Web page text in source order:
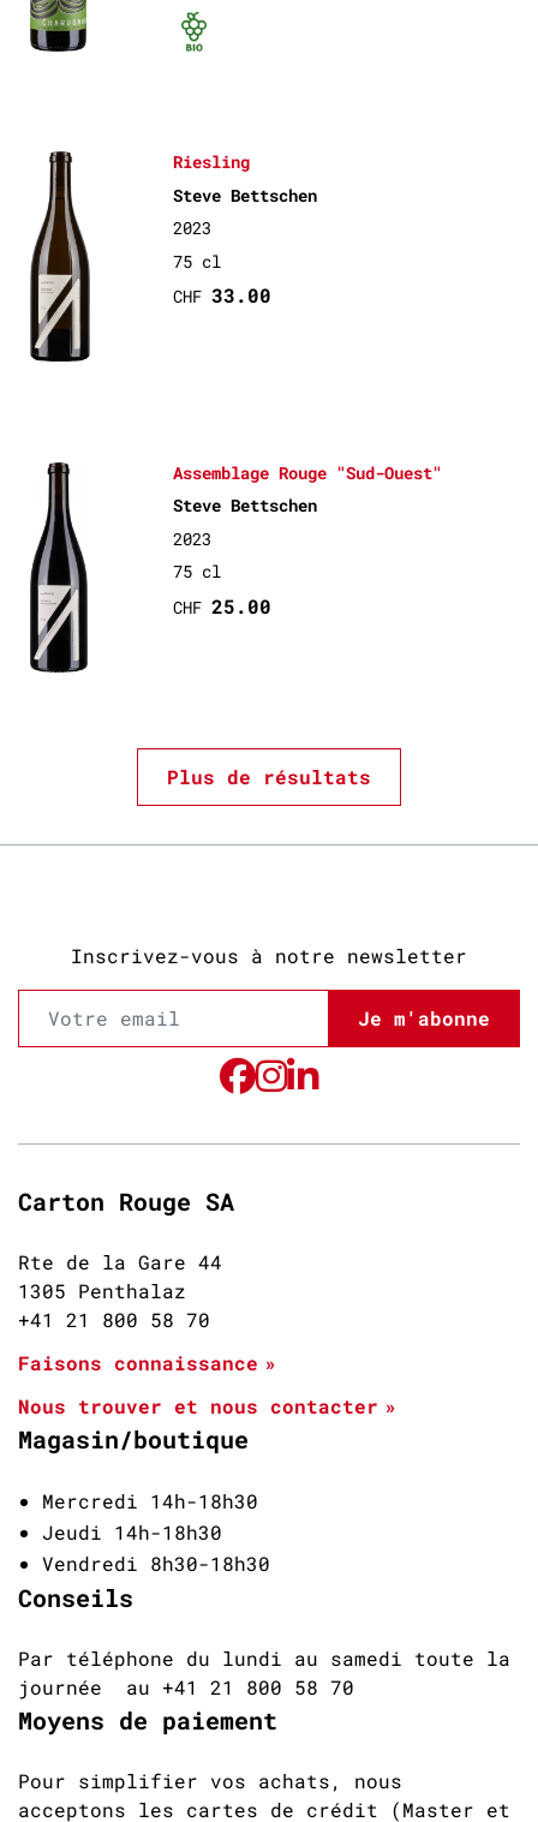
Bio certifié
Riesling
Steve Bettschen
2023
75 cl
CHF33.00
Assemblage Rouge "Sud-Ouest"
Steve Bettschen
2023
75 cl
CHF25.00
Plus de résultats
Inscrivez-vous à notre newsletter
Je m'abonne
Carton Rouge SA
Rte de la Gare 44
1305 Penthalaz
+41 21 800 58 70
Faisons connaissance
Nous trouver et nous contacter
Magasin/boutique
Mercredi 14h-18h30
Jeudi 14h-18h30
Vendredi 8h30-18h30
Conseils
Par téléphone du lundi au samedi toute la
journée au +41 21 800 58 70
Moyens de paiement
Pour simplifier vos achats, nous
acceptons les cartes de crédit (Master et